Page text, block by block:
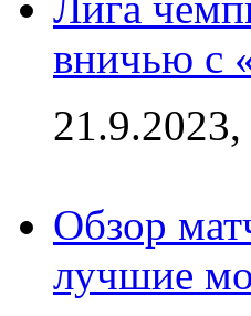
вничью с
Обзор
лучшие